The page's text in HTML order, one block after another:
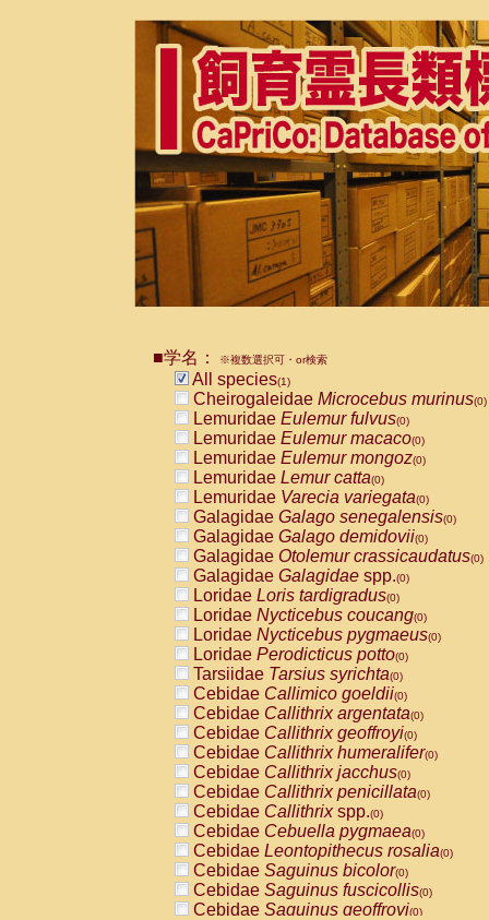
■学名： ※複数選択可・or検索
All species(1)
Cheirogaleidae Microcebus murinus(0)
Lemuridae Eulemur fulvus(0)
Lemuridae Eulemur macaco(0)
Lemuridae Eulemur mongoz(0)
Lemuridae Lemur catta(0)
Lemuridae Varecia variegata(0)
Galagidae Galago senegalensis(0)
Galagidae Galago demidovii(0)
Galagidae Otolemur crassicaudatus(0)
Galagidae Galagidae spp.(0)
Loridae Loris tardigradus(0)
Loridae Nycticebus coucang(0)
Loridae Nycticebus pygmaeus(0)
Loridae Perodicticus potto(0)
Tarsiidae Tarsius syrichta(0)
Cebidae Callimico goeldii(0)
Cebidae Callithrix argentata(0)
Cebidae Callithrix geoffroyi(0)
Cebidae Callithrix humeralifer(0)
Cebidae Callithrix jacchus(0)
Cebidae Callithrix penicillata(0)
Cebidae Callithrixspp.(0)
Cebidae Cebuella pygmaea(0)
Cebidae Leontopithecus rosalia(0)
Cebidae Saguinus bicolor(0)
Cebidae Saguinus fuscicollis(0)
Cebidae Saguinus geoffroyi(0)